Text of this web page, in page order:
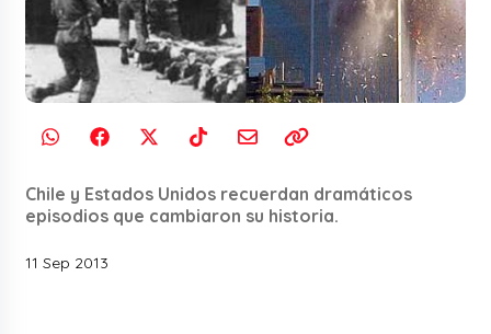
Chile y Estados Unidos recuerdan dramáticos
episodios que cambiaron su historia.
11 Sep 2013